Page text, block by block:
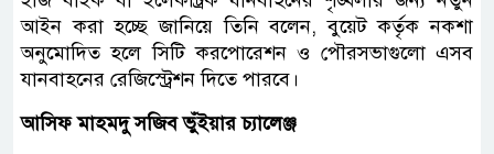
আইন করা হচ্ছে জানিয়ে তিনি বলেন, বুয়েট কর্তৃক নকশা
অনুমোদিত হলে সিটি করপোরেশন ও পৌরসভাগুলো এসব
যানবাহনের রেজিস্ট্রেশন দিতে পারবে।
আসিফ মাহমদু সজিব ভুঁইয়ার চ্যালেঞ্জ